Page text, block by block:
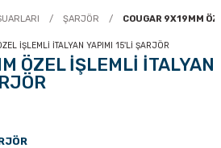
ŞARJÖR COUGAR 9X19MM
ÖZEL İŞLEMLİ İTALYAN